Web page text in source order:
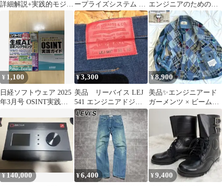
詳細解説+実践的モジュ ープライズシステム ク
ラウド活用の教科書 南
大輔
エンジニアのためのネ
ットワーク技術&設計
入門 第2版
¥ 1,100
日経ソフトウェア 2025
年3月号 OSINT実践ガ
¥3,300
美品 リーバイス LEJ
541 エンジニアドジー
ンズ W30 復刻
¥8,900
美品✨️エンジニアード
ガーメンツ × ビームス
プラス別注 パッチワー
クジャケット
¥140,000 ¥6,400 ¥9,400